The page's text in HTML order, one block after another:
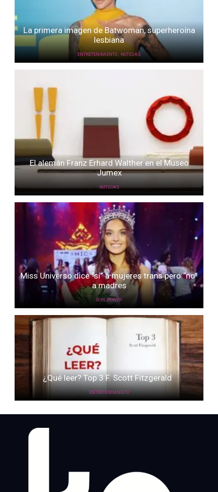
La primera imagen de Batwoman, superheroína
lesbiana
ENTRETENIMIENTO, NOTICIAS
El alemán Franz Erhard Walther en el Museo
Jumex
NOTICIAS
Miss Universo dice “sí” a mujeres trans pero “no”
a madres
GIRL POWER
¿Qué leer? Top 3 F. Scott Fitzgerald
ENTRETENIMIENTO